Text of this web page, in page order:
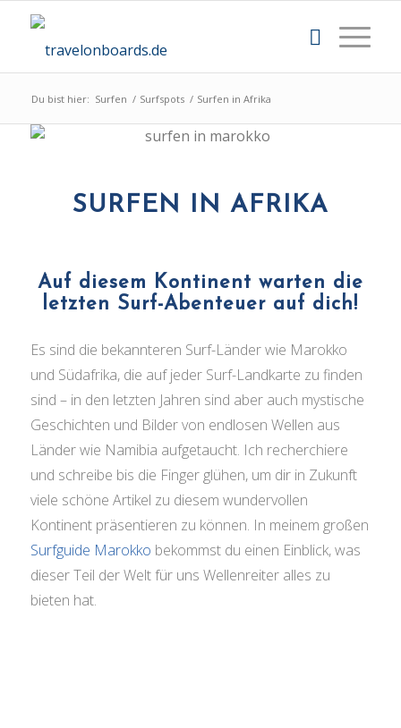
Du bist hier: Surfen / Surfspots / Surfen in Afrika
SURFEN IN AFRIKA
Auf diesem Kontinent warten die
letzten Surf-Abenteuer auf dich!
Es sind die bekannteren Surf-Länder wie Marokko
und Südafrika, die auf jeder Surf-Landkarte zu finden
sind – in den letzten Jahren sind aber auch mystische
Geschichten und Bilder von endlosen Wellen aus
Länder wie Namibia aufgetaucht. Ich recherchiere
und schreibe bis die Finger glühen, um dir in Zukunft
viele schöne Artikel zu diesem wundervollen
Kontinent präsentieren zu können. In meinem großen
Surfguide Marokko bekommst du einen Einblick, was
dieser Teil der Welt für uns Wellenreiter alles zu
bieten hat.